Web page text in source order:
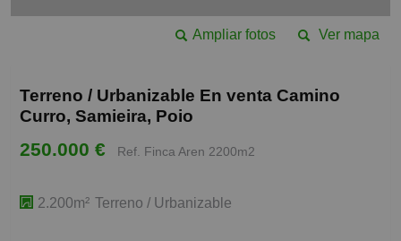
Ver mapa
Ampliar fotos
Terreno / Urbanizable En venta Camino
Curro, Samieira, Poio
250.000 € Ref. Finca Aren 2200m2
2.200m² Terreno / Urbanizable